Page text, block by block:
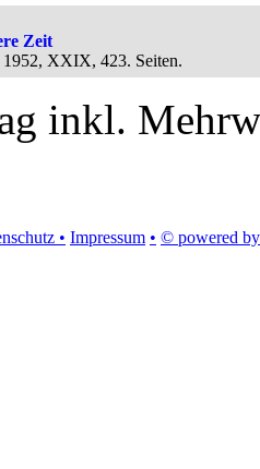
Zeit
XXIX, 423. Seiten.
inkl.
• Impressum • © powered